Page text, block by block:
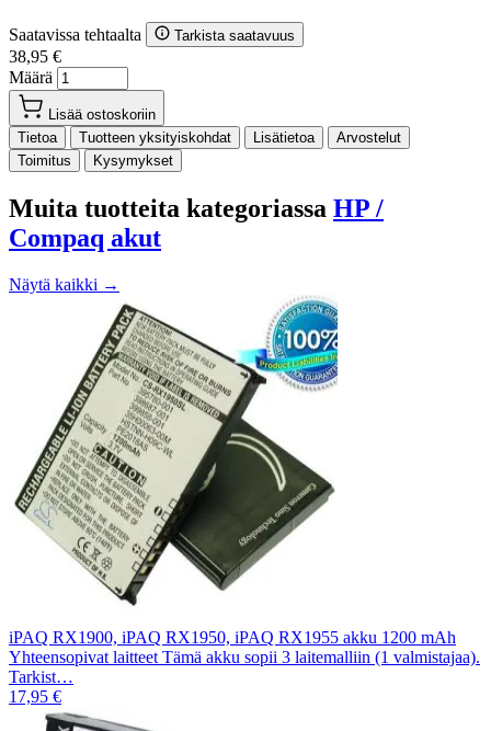
Saatavissa tehtaalta Tarkista saatavuus
38,95 €
Määrä
Lisää ostoskoriin
Tietoa
Tuotteen yksityiskohdat Lisätietoa
Arvostelut
Toimitus
Kysymykset
Muita tuotteita kategoriassa HP /
Compaq akut
Näytä kaikki →
iPAQ RX1900, iPAQ RX1950, iPAQ RX1955 akku 1200 mAh
Yhteensopivat laitteet Tämä akku sopii 3 laitemalliin (1 valmistajaa).
Tarkist…
17,95 €